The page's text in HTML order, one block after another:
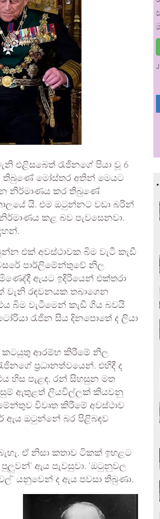
එළිසබෙත් රැජිනගේ පියා වූ 6
තිබුණේ මෝස්තර අතින් මෙයට
නිර්මාණය කර තිබුණේ
යි. එම ඔටුන්නට වඩා බරින්
කළ බව පැවසෙනවා.
එක් අවස්ථාවක බිම වැටී කැඩී
පාර්ලිමේන්තුවේ නිල
ඇයට ඉදිරියෙන් එක්තරා
වැනි රඳවනයක තබාගෙන
බිම වැටීමෙන් කැඩී ගිය බවයි
රැජින සිය දිනපොතේ ද ලියා
කටයුතු ආරම්භ කිරීමේ නිල
ප්‍රධානත්වයෙන්. එහිදී ද
හිස පැළඳ, රන් සිහසුන මත
ඇතුළත් ලියවිල්ලක් කියවනු
විවෘත කිරීමේ අවස්ථාව
ඇය ඔටුන්නේ බර පිළිබඳව
ඒ නිසා කතාව ටිකක් ඉහළට
ඇය පැවසුවා. ‘ඔටුනුවල
යනුවෙන් ද ඇය පවසා තිබුණා.
.